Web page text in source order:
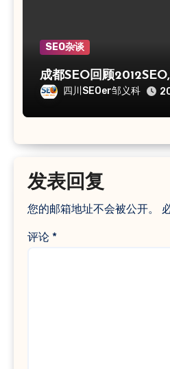
SEO杂谈
成都SEO回顾
四川SEOer邹义科
发表回复
您的邮箱地址不会被公开。
评论 *